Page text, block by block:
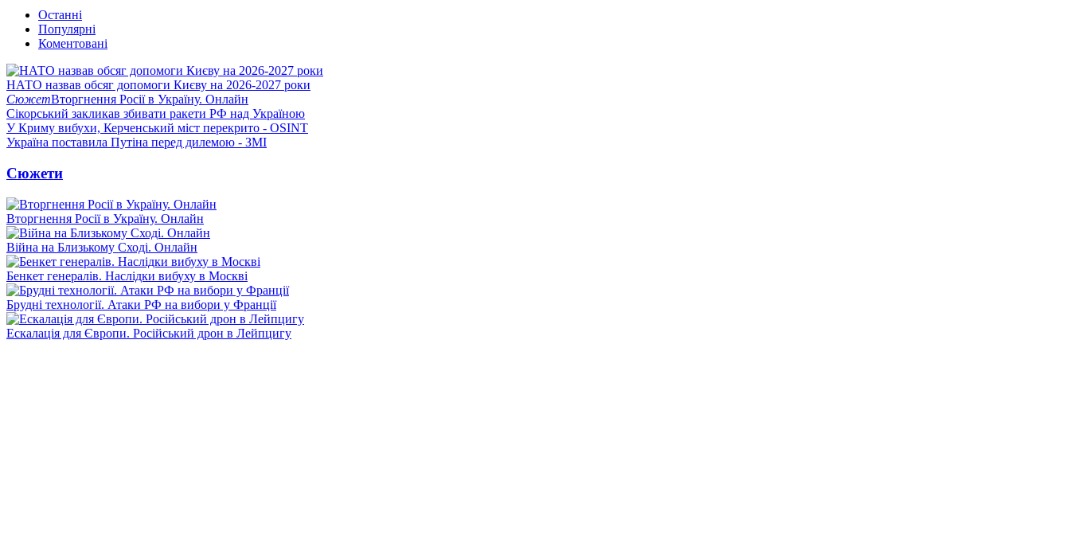
Останні
Популярні
Коментовані
НАТО назвав обсяг допомоги Києву на 2026-2027 роки
СюжетВторгнення Росії в Україну. Онлайн
Сікорський закликав збивати ракети РФ над Україною
У Криму вибухи, Керченський міст перекрито - OSINT
Україна поставила Путіна перед дилемою - ЗМІ
Сюжети
Вторгнення Росії в Україну. Онлайн
Війна на Близькому Сході. Онлайн
Бенкет генералів. Наслідки вибуху в Москві
Брудні технології. Атаки РФ на вибори у Франції
Ескалація для Європи. Російський дрон в Лейпцигу